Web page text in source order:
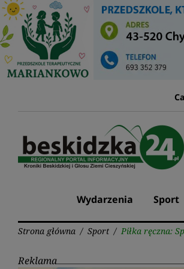
Przejdź
do
treści
Wydarzenia Sport
Strona główna / Sport / Piłka ręczna:
Reklama